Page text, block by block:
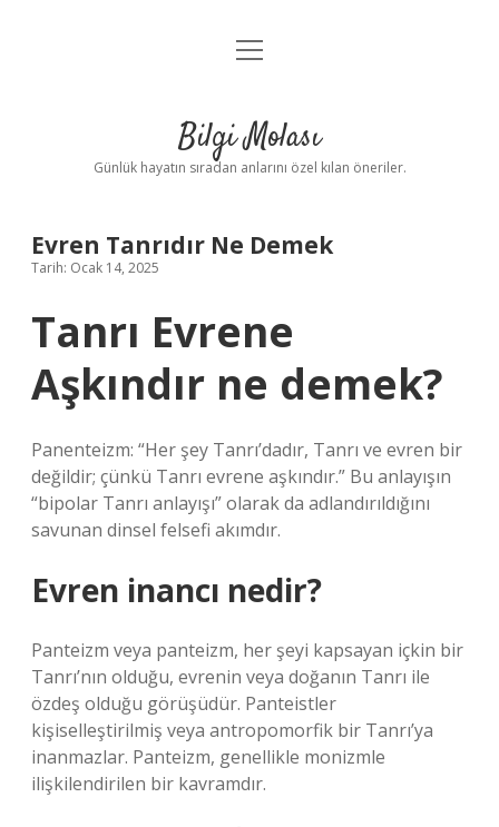
Anasayfa
Yasal Uyarı
menüyü
Bilgi Molası
Günlük hayatın sıradan anlarını özel kılan öneriler.
Evren Tanrıdır Ne Demek
Tarih: Ocak 14, 2025
Tanrı Evrene
Aşkındır ne demek?
Panenteizm: “Her şey Tanrı’dadır, Tanrı ve evren bir
değildir; çünkü Tanrı evrene aşkındır.” Bu anlayışın
“bipolar Tanrı anlayışı” olarak da adlandırıldığını
savunan dinsel felsefi akımdır.
Evren inancı nedir?
Panteizm veya panteizm, her şeyi kapsayan içkin bir
Tanrı’nın olduğu, evrenin veya doğanın Tanrı ile
özdeş olduğu görüşüdür. Panteistler
kişiselleştirilmiş veya antropomorfik bir Tanrı’ya
inanmazlar. Panteizm, genellikle monizmle
ilişkilendirilen bir kavramdır.